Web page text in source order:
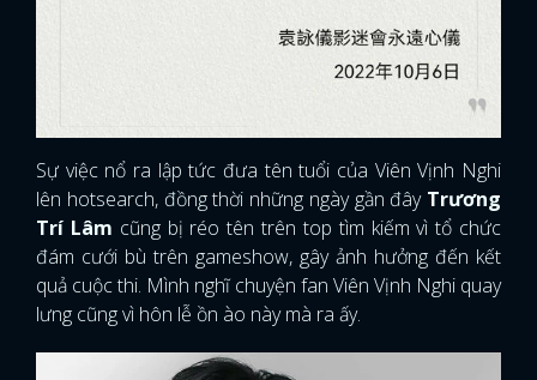
Sự việc nổ ra lập tức đưa tên tuổi của Viên Vịnh Nghi
lên hotsearch, đồng thời những ngày gần đâyTrương
Trí Lâm cũng bị réo tên trên top tìm kiếm vì tổ chức
đám cưới bù trên gameshow, gây ảnh hưởng đến kết
quả cuộc thi. Mình nghĩ chuyện fan Viên Vịnh Nghi quay
lưng cũng vì hôn lễ ồn ào này mà ra ấy.